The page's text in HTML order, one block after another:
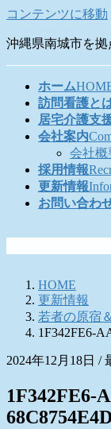
コンテンツに移動
沖縄県南城市を
ホーム
訪問看護と
居宅介護支
会社案内
会社概
採用情報
更新情報
お問い合わ
HOME
更新情報
若者の原宿
1F342FE6-
2024年12月18日 /
1F342FE6-